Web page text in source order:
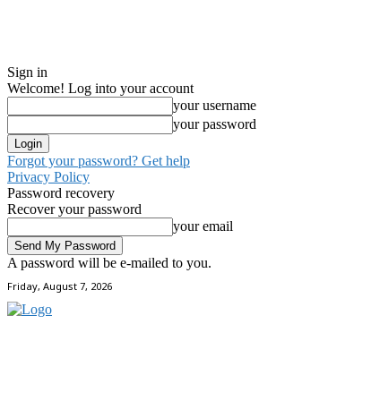
Sign in
Welcome! Log into your account
your username
your password
Forgot your password? Get help
Privacy Policy
Password recovery
Recover your password
your email
A password will be e-mailed to you.
Friday, August 7, 2026